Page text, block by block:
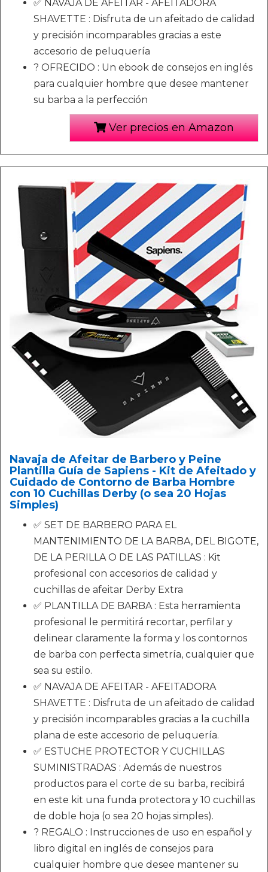
✅ NAVAJA DE AFEITAR - AFEITADORA
SHAVETTE : Disfruta de un afeitado de calidad
y precisión incomparables gracias a este
accesorio de peluquería
? OFRECIDO : Un ebook de consejos en inglés
para cualquier hombre que desee mantener
su barba a la perfección
Ver precios en Amazon
Navaja de Afeitar de Barbero y Peine
Plantilla Guía de Sapiens - Kit de Afeitado y
Cuidado de Contorno de Barba Hombre
con 10 Cuchillas Derby (o sea 20 Hojas
Simples)
✅ SET DE BARBERO PARA EL
MANTENIMIENTO DE LA BARBA, DEL BIGOTE,
DE LA PERILLA O DE LAS PATILLAS : Kit
profesional con accesorios de calidad y
cuchillas de afeitar Derby Extra
✅ PLANTILLA DE BARBA : Esta herramienta
profesional le permitirá recortar, perfilar y
delinear claramente la forma y los contornos
de barba con perfecta simetría, cualquier que
sea su estilo.
✅ NAVAJA DE AFEITAR - AFEITADORA
SHAVETTE : Disfruta de un afeitado de calidad
y precisión incomparables gracias a la cuchilla
plana de este accesorio de peluquería.
✅ ESTUCHE PROTECTOR Y CUCHILLAS
SUMINISTRADAS : Además de nuestros
productos para el corte de su barba, recibirá
en este kit una funda protectora y 10 cuchillas
de doble hoja (o sea 20 hojas simples).
? REGALO : Instrucciones de uso en español y
libro digital en inglés de consejos para
cualquier hombre que desee mantener su